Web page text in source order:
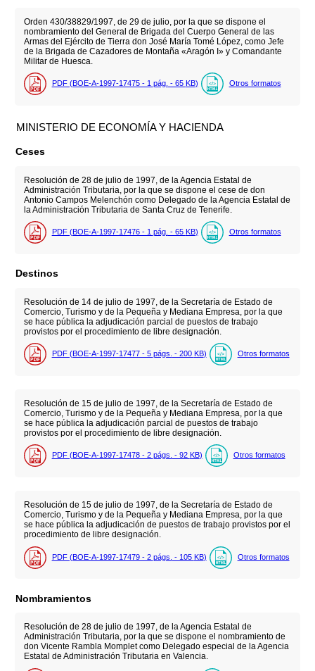
Orden 430/38829/1997, de 29 de julio, por la que se dispone el
nombramiento del General de Brigada del Cuerpo General de las
Armas del Ejército de Tierra don José María Tomé López, como Jefe
de la Brigada de Cazadores de Montaña «Aragón I» y Comandante
Militar de Huesca.
PDF (BOE-A-1997-17475 - 1 pág. - 65 KB) Otros formatos
MINISTERIO DE ECONOMÍA Y HACIENDA
Ceses
Resolución de 28 de julio de 1997, de la Agencia Estatal de
Administración Tributaria, por la que se dispone el cese de don
Antonio Campos Melenchón como Delegado de la Agencia Estatal de
la Administración Tributaria de Santa Cruz de Tenerife.
PDF (BOE-A-1997-17476 - 1 pág. - 65 KB) Otros formatos
Destinos
Resolución de 14 de julio de 1997, de la Secretaría de Estado de
Comercio, Turismo y de la Pequeña y Mediana Empresa, por la que
se hace pública la adjudicación parcial de puestos de trabajo
provistos por el procedimiento de libre designación.
PDF (BOE-A-1997-17477 - 5 págs. - 200 KB) Otros formatos
Resolución de 15 de julio de 1997, de la Secretaría de Estado de
Comercio, Turismo y de la Pequeña y Mediana Empresa, por la que
se hace pública la adjudicación parcial de puestos de trabajo
provistos por el procedimiento de libre designación.
PDF (BOE-A-1997-17478 - 2 págs. - 92 KB) Otros formatos
Resolución de 15 de julio de 1997, de la Secretaría de Estado de
Comercio, Turismo y de la Pequeña y Mediana Empresa, por la que
se hace pública la adjudicación de puestos de trabajo provistos por el
procedimiento de libre designación.
PDF (BOE-A-1997-17479 - 2 págs. - 105 KB) Otros formatos
Nombramientos
Resolución de 28 de julio de 1997, de la Agencia Estatal de
Administración Tributaria, por la que se dispone el nombramiento de
don Vicente Rambla Momplet como Delegado especial de la Agencia
Estatal de Administración Tributaria en Valencia.